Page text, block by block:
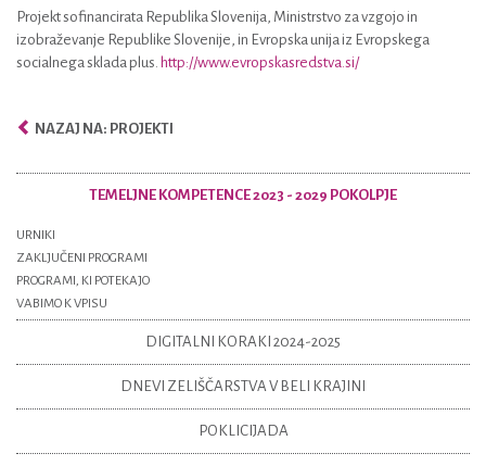
Projekt sofinancirata Republika Slovenija, Ministrstvo za vzgojo in
izobraževanje Republike Slovenije, in Evropska unija iz Evropskega
socialnega sklada plus. http://www.evropskasredstva.si/
NAZAJ NA: PROJEKTI
TEMELJNE KOMPETENCE 2023 - 2029 POKOLPJE
URNIKI
ZAKLJUČENI PROGRAMI
PROGRAMI, KI POTEKAJO
VABIMO K VPISU
DIGITALNI KORAKI 2024-2025
DNEVI ZELIŠČARSTVA V BELI KRAJINI
POKLICIJADA